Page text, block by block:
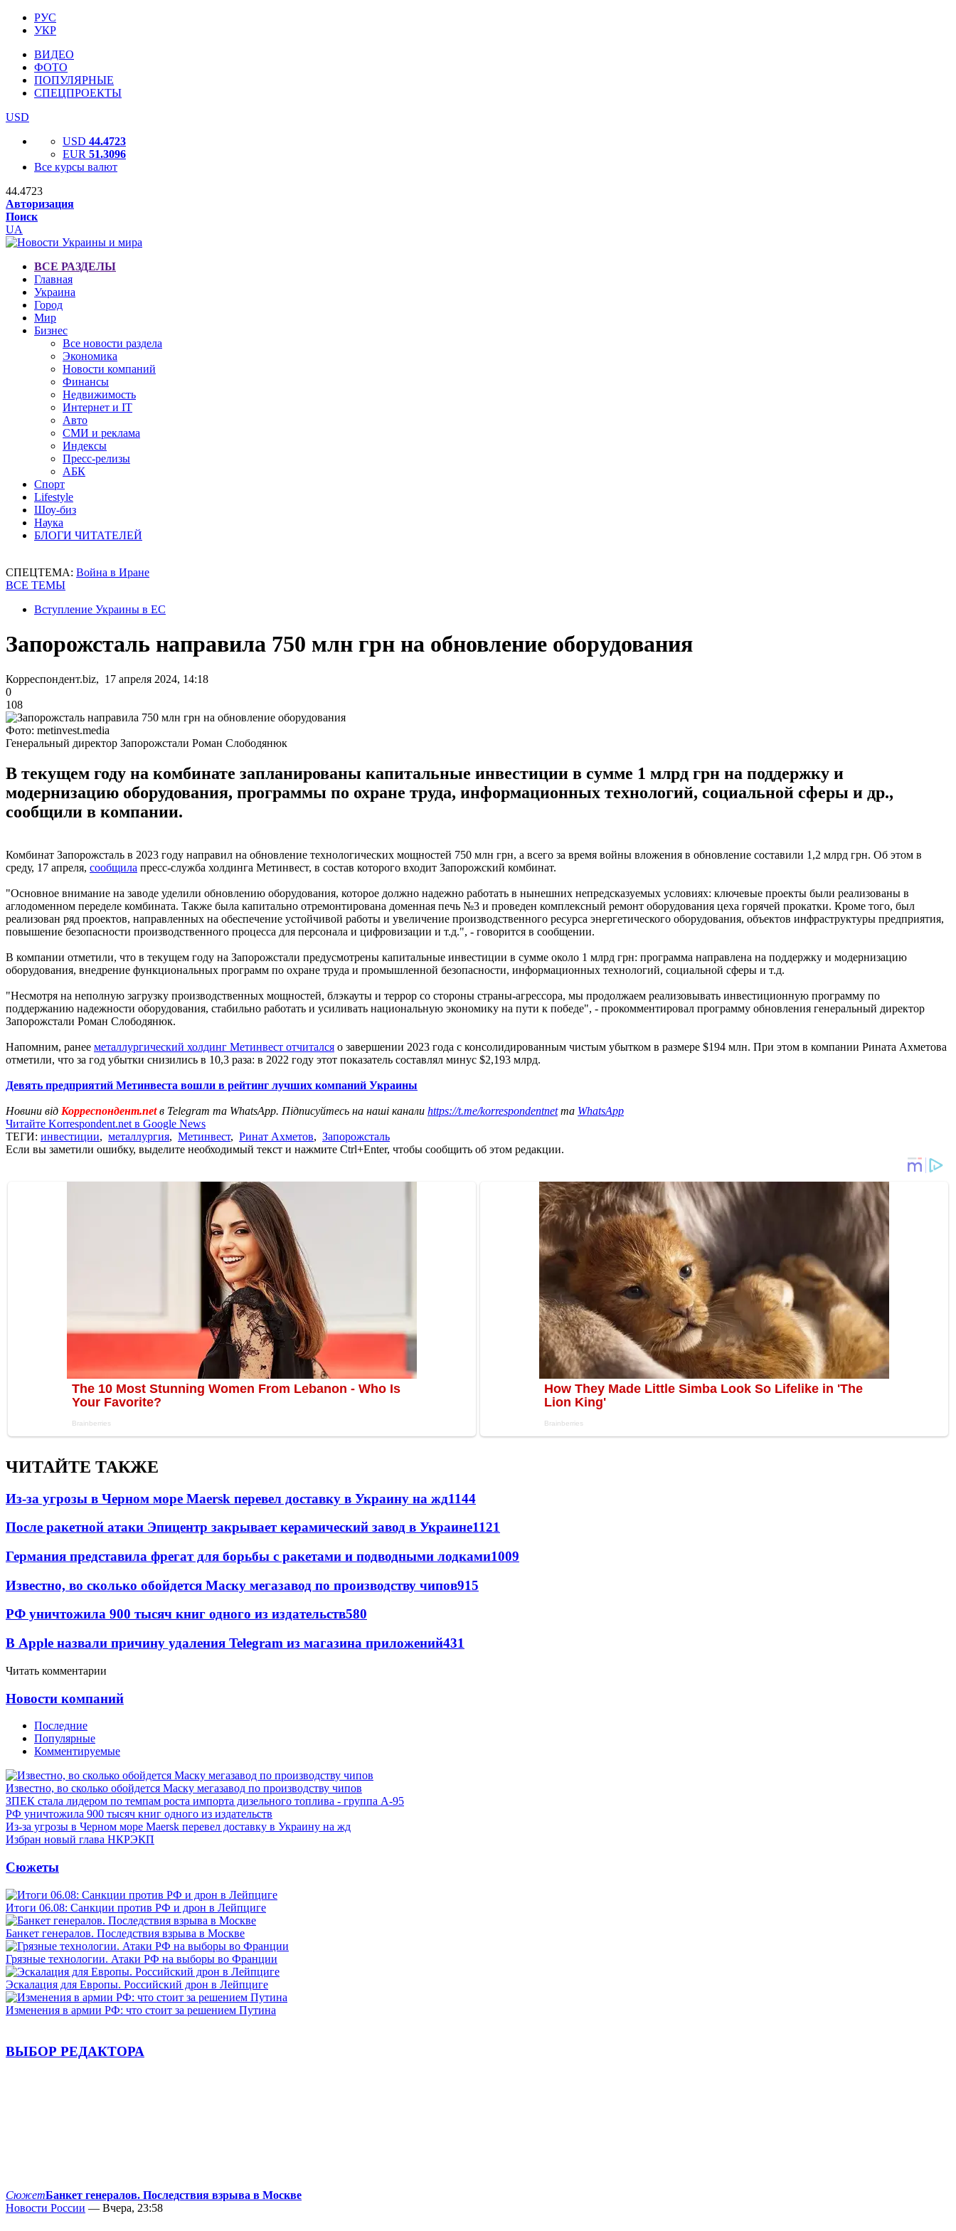
РУС
УКР
ВИДЕО
ФОТО
ПОПУЛЯРНЫЕ
СПЕЦПРОЕКТЫ
USD
USD 44.4723
EUR 51.3096
Все курсы валют
44.4723
Авторизация
Поиск
UA
ВСЕ РАЗДЕЛЫ
Главная
Украина
Город
Мир
Бизнес
Все новости раздела
Экономика
Новости компаний
Финансы
Недвижимость
Интернет и IT
Авто
СМИ и реклама
Индексы
Пресс-релизы
АБК
Спорт
Lifestyle
Шоу-биз
Наука
БЛОГИ ЧИТАТЕЛЕЙ
СПЕЦТЕМА: Война в Иране
ВСЕ ТЕМЫ
Вступление Украины в ЕС
Запорожсталь направила 750 млн грн на обновление оборудования
Корреспондент.biz, 17 апреля 2024, 14:18
0
108
Фото: metinvest.media
Генеральный директор Запорожстали Роман Слободянюк
В текущем году на комбинате запланированы капитальные инвестиции в сумме 1 млрд грн на поддержку и
модернизацию оборудования, программы по охране труда, информационных технологий, социальной сферы и др.,
сообщили в компании.
Комбинат Запорожсталь в 2023 году направил на обновление технологических мощностей 750 млн грн, а всего за время войны вложения в обновление составили 1,2 млрд грн. Об этом в
среду, 17 апреля, сообщила пресс-служба холдинга Метинвест, в состав которого входит Запорожский комбинат.
"Основное внимание на заводе уделили обновлению оборудования, которое должно надежно работать в нынешних непредсказуемых условиях: ключевые проекты были реализованы в
аглодоменном переделе комбината. Также была капитально отремонтирована доменная печь №3 и проведен комплексный ремонт оборудования цеха горячей прокатки. Кроме того, был
реализован ряд проектов, направленных на обеспечение устойчивой работы и увеличение производственного ресурса энергетического оборудования, объектов инфраструктуры предприятия,
повышение безопасности производственного процесса для персонала и цифровизации и т.д.", - говорится в сообщении.
В компании отметили, что в текущем году на Запорожстали предусмотрены капитальные инвестиции в сумме около 1 млрд грн: программа направлена на поддержку и модернизацию
оборудования, внедрение функциональных программ по охране труда и промышленной безопасности, информационных технологий, социальной сферы и т.д.
"Несмотря на неполную загрузку производственных мощностей, блэкауты и террор со стороны страны-агрессора, мы продолжаем реализовывать инвестиционную программу по
поддержанию надежности оборудования, стабильно работать и усиливать национальную экономику на пути к победе", - прокомментировал программу обновления генеральный директор
Запорожстали Роман Слободянюк.
Напомним, ранее металлургический холдинг Метинвест отчитался о завершении 2023 года с консолидированным чистым убытком в размере $194 млн. При этом в компании Рината Ахметова
отметили, что за год убытки снизились в 10,3 раза: в 2022 году этот показатель составлял минус $2,193 млрд.
Девять предприятий Метинвеста вошли в рейтинг лучших компаний Украины
Новини від Корреспондент.netв Telegram та WhatsApp. Підписуйтесь на наші канали https://t.me/korrespondentnetта WhatsApp
Читайте Korrespondent.net в Google News
ТЕГИ: инвестиции, металлургия, Метинвест, Ринат Ахметов, Запорожсталь
Если вы заметили ошибку, выделите необходимый текст и нажмите Ctrl+Enter, чтобы сообщить об этом редакции.
ЧИТАЙТЕ ТАКЖЕ
Из-за угрозы в Черном море Maersk перевел доставку в Украину на жд1144
После ракетной атаки Эпицентр закрывает керамический завод в Украине1121
Германия представила фрегат для борьбы с ракетами и подводными лодками1009
Известно, во сколько обойдется Маску мегазавод по производству чипов915
РФ уничтожила 900 тысяч книг одного из издательств580
В Apple назвали причину удаления Telegram из магазина приложений431
Читать комментарии
Новости компаний
Последние
Популярные
Комментируемые
Известно, во сколько обойдется Маску мегазавод по производству чипов
ЗПЕК стала лидером по темпам роста импорта дизельного топлива - группа А-95
РФ уничтожила 900 тысяч книг одного из издательств
Из-за угрозы в Черном море Maersk перевел доставку в Украину на жд
Избран новый глава НКРЭКП
Сюжеты
Итоги 06.08: Санкции против РФ и дрон в Лейпциге
Банкет генералов. Последствия взрыва в Москве
Грязные технологии. Атаки РФ на выборы во Франции
Эскалация для Европы. Российский дрон в Лейпциге
Изменения в армии РФ: что стоит за решением Путина
ВЫБОР РЕДАКТОРА
СюжетБанкет генералов. Последствия взрыва в Москве
Новости России — Вчера, 23:58